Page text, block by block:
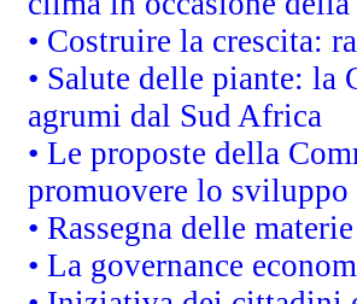
• Costruire la crescita:
• Salute delle piante:
agrumi dal Sud Africa
• Le proposte della
promuovere lo sviluppo
• Rassegna delle
• La governance